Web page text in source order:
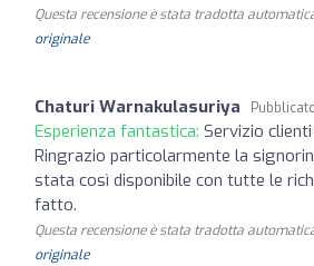
Questa recensione è stata tradotta
originale
Chaturi Warnakulasuriya
Esperienza fantastica: Servizio
Ringrazio particolarmente la
stata così disponibile con tutte le
fatto.
Questa recensione è stata tradotta
originale